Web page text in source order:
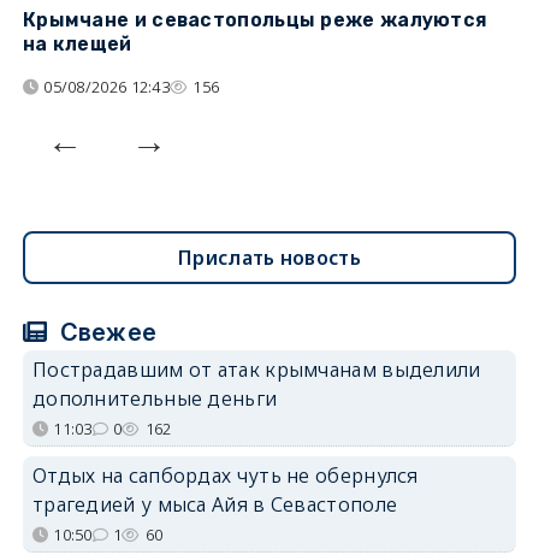
Крымчане и севастопольцы реже жалуются
на клещей
05/08/2026 12:43 156
Прислать новость
Свежее
Пострадавшим от атак крымчанам выделили
дополнительные деньги
11:03 0 162
Отдых на сапбордах чуть не обернулся
трагедией у мыса Айя в Севастополе
10:50 1 60